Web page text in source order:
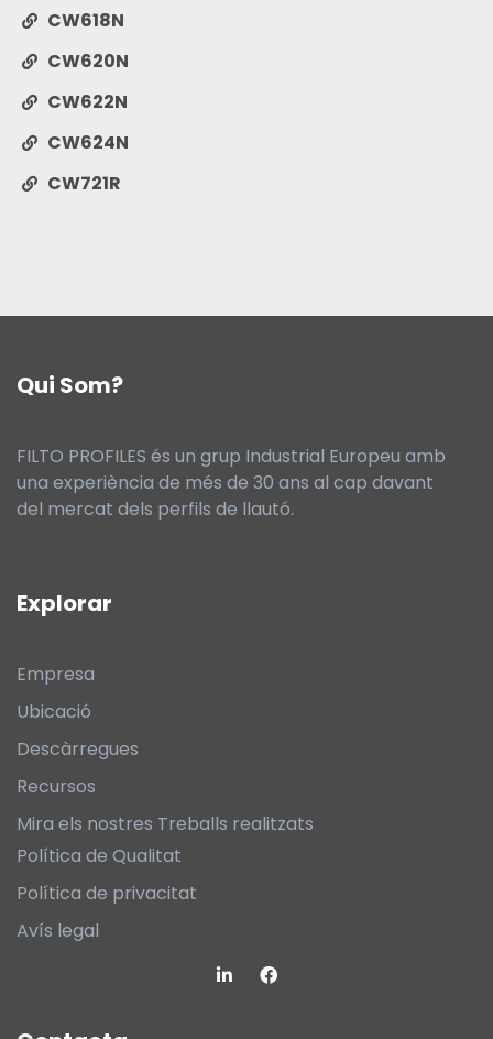
CW618N
CW620N
CW622N
CW624N
CW721R
Qui Som?
FILTO PROFILES és un grup Industrial Europeu amb
una experiència de més de 30 ans al cap davant
del mercat dels perfils de llautó.
Explorar
Empresa
Ubicació
Descàrregues
Recursos
Mira els nostres Treballs realitzats
Política de Qualitat
Política de privacitat
Avís legal